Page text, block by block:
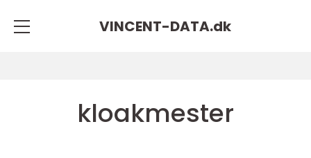
VINCENT-DATA.dk
kloakmester